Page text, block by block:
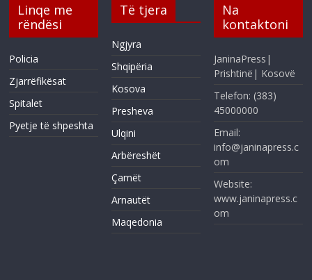
Linqe me
rëndësi
Policia
Zjarrëfikësat
Spitalet
Pyetje të shpeshta
Të tjera
Ngjyra
Shqipëria
Kosova
Presheva
Ulqini
Arbëreshët
Çamët
Arnautët
Maqedonia
Na
kontaktoni
JaninaPress|
Prishtinë| Kosovë
Telefon: (383)
45000000
Email:
info@janinapress.c
om
Website:
www.janinapress.c
om